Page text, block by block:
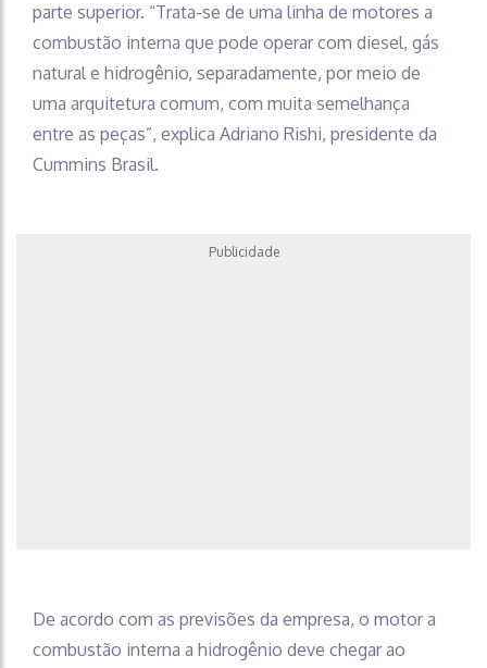
parte superior. “Trata-se de uma linha de motores a
combustão interna que pode operar com diesel, gás
natural e hidrogênio, separadamente, por meio de
uma arquitetura comum, com muita semelhança
entre as peças”, explica Adriano Rishi, presidente da
Cummins Brasil.
Publicidade
De acordo com as previsões da empresa, o motor a
combustão interna a hidrogênio deve chegar ao